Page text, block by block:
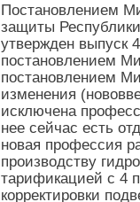
Постановлением
защиты
утвержден выпуск
постановлением
постановлением
изменения
исключена
нее сейчас есть
новая профессия
производству
тарификацией с 4
корректировки